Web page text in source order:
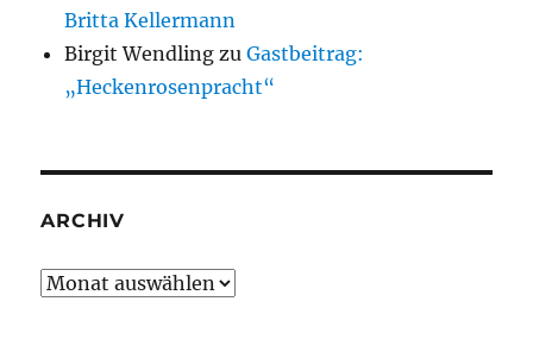
Britta Kellermann
Birgit Wendling zuGastbeitrag:
„Heckenrosenpracht“
ARCHIV
Archiv